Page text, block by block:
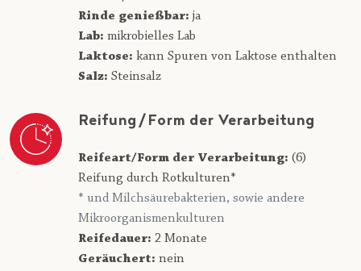
Rinde genießbar: ja
Lab: mikrobielles Lab
Laktose: kann Spuren von Laktose enthalten
Salz: Steinsalz
Reifung/Form der Verarbeitung
Reifeart/Form der Verarbeitung: (6)
Reifung durch Rotkulturen*
* und Milchsäurebakterien, sowie andere
Mikroorganismenkulturen
Reifedauer: 2 Monate
Geräuchert: nein